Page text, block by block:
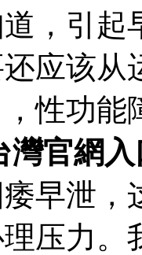
，引起
应该从
性功
灣官網
早泄，
压力。